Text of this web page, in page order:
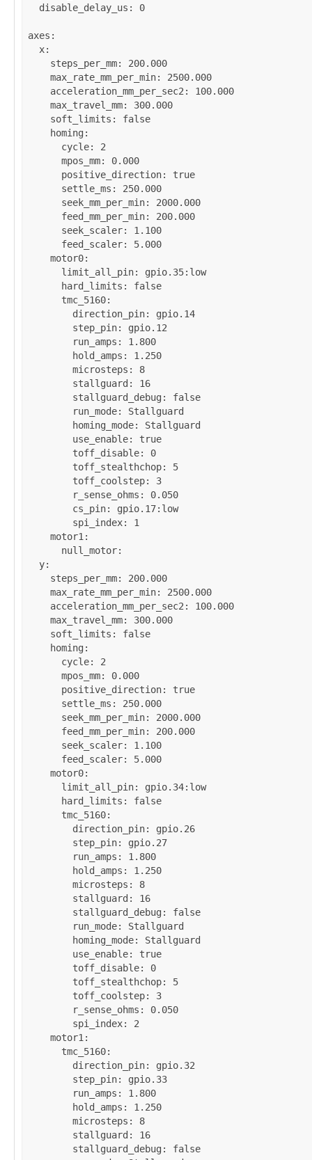
disable_delay_us : 0
axes :
x:
steps_per_mm: 200.000
max_rate_mm_per_min: 2500.000
acceleration_mm_per_sec2 : 100.000
max_travel_mm: 300.000
soft_limits : false
homing :
cycle: 2
mpos_mm: 0.000
positive_direction: true
settle_ms : 250.000
seek_mm_per_min: 2000.000
feed_mm_per_min: 200.000
seek_scaler: 1.100
feed_scaler: 5.000
motor0:
limit_all_pin: gpio.35:low
hard_limits : false
tmc_5160:
direction_pin: gpio.14
step_pin: gpio.12
run_amps : 1.800
hold_amps : 1.250
microsteps : 8
stallguard : 16
stallguard_debug : false
run_mode: Stallguard
homing_mode: Stallguard
use_enable: true
toff_disable: 0
toff_stealthchop: 5
toff_coolstep: 3
r_sense_ohms : 0.050
cs_pin: gpio.17:low
spi_index: 1
motor1 :
null_motor:
y:
steps_per_mm: 200.000
max_rate_mm_per_min: 2500.000
acceleration_mm_per_sec2 : 100.000
max_travel_mm: 300.000
soft_limits : false
homing :
cycle: 2
mpos_mm: 0.000
positive_direction: true
settle_ms : 250.000
seek_mm_per_min: 2000.000
feed_mm_per_min: 200.000
seek_scaler: 1.100
feed_scaler: 5.000
motor0:
limit_all_pin: gpio.34:low
hard_limits : false
tmc_5160:
direction_pin: gpio.26
step_pin: gpio.27
run_amps : 1.800
hold_amps : 1.250
microsteps : 8
stallguard : 16
stallguard_debug : false
run_mode: Stallguard
homing_mode: Stallguard
use_enable: true
toff_disable: 0
toff_stealthchop: 5
toff_coolstep: 3
r_sense_ohms : 0.050
spi_index: 2
motor1 :
tmc_5160:
direction_pin: gpio.32
step_pin: gpio.33
run_amps : 1.800
hold_amps : 1.250
microsteps : 8
stallguard : 16
stallguard_debug : false